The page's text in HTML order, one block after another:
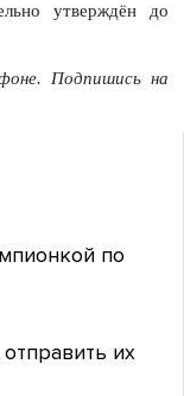
утверждён до
Подпишись на
по
их